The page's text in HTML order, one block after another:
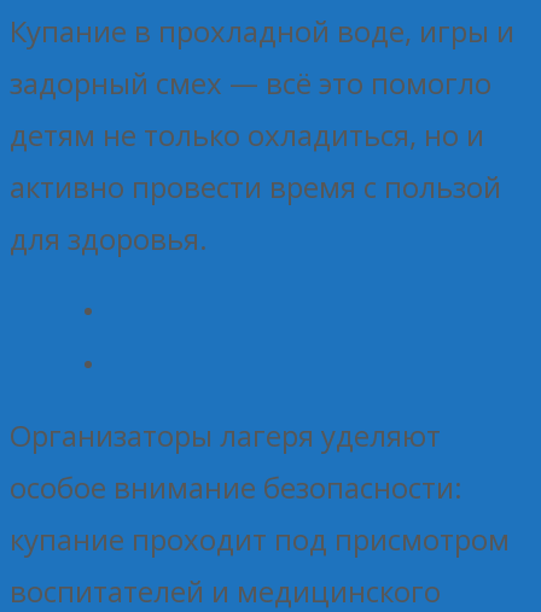
Купание в прохладной воде, игры и
задорный смех — всё это помогло
детям не только охладиться, но и
активно провести время с пользой
для здоровья.
Организаторы лагеря уделяют
особое внимание безопасности:
купание проходит под присмотром
воспитателей и медицинского